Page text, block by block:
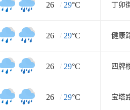
26 / 29°C 丁卯
26 / 29°C 健康
26 / 29°C 四牌
26 / 29°C 宝塔